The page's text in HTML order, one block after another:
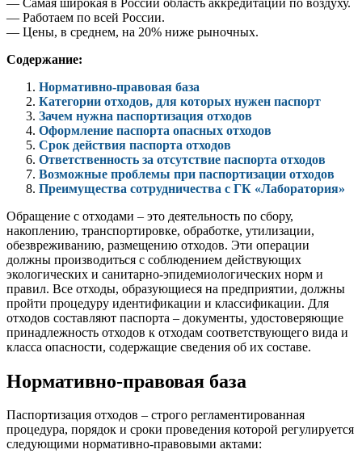
— Работаем по всей России.
— Цены, в среднем, на 20% ниже рыночных.
Содержание:
Нормативно-правовая база
Категории отходов, для которых нужен паспорт
Зачем нужна паспортизация отходов
Оформление паспорта опасных отходов
Срок действия паспорта отходов
Ответственность за отсутствие паспорта отходов
Возможные проблемы при паспортизации отходов
Преимущества сотрудничества с ГК «Лаборатория»
Обращение с отходами – это деятельность по сбору,
накоплению, транспортировке, обработке, утилизации,
обезвреживанию, размещению отходов. Эти операции
должны производиться с соблюдением действующих
экологических и санитарно-эпидемиологических норм и
правил. Все отходы, образующиеся на предприятии, должны
пройти процедуру идентификации и классификации. Для
отходов составляют паспорта – документы, удостоверяющие
принадлежность отходов к отходам соответствующего вида и
класса опасности, содержащие сведения об их составе.
Нормативно-правовая база
Паспортизация отходов – строго регламентированная
процедура, порядок и сроки проведения которой регулируется
следующими нормативно-правовыми актами: